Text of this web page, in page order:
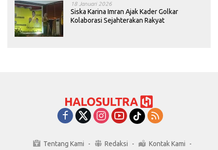
18 Januari 2026
Siska Karina Imran Ajak Kader Golkar
Kolaborasi Sejahterakan Rakyat
Tentang Kami Redaksi Kontak Kami